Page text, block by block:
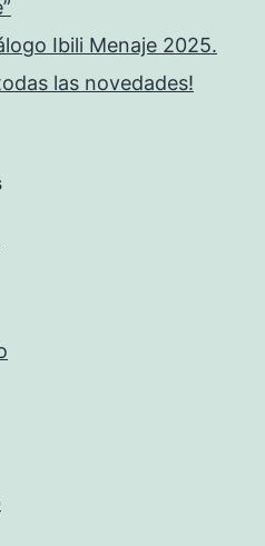
Ibili Menaje 2025.
las novedades!